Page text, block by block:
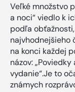
Veľké množstvo
a noci“ viedlo k
podľa
najvhodnejšieho
na konci každej
názov:
vydanie“.Je to
známych